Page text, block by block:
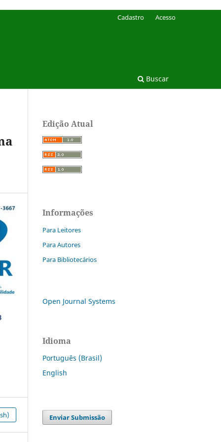
Buscar
Cadastro Acesso
Edição Atual
Informações
Para Leitores
Para Autores
Para Bibliotecários
Open Journal Systems
Idioma
Português (Brasil)
English
Enviar Submissão